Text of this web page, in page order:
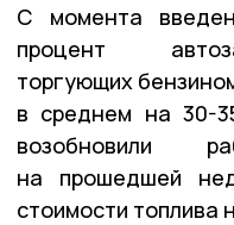
С момента
процент
торгующих
в среднем на 30-
возобновили
на прошедшей
стоимости топлива